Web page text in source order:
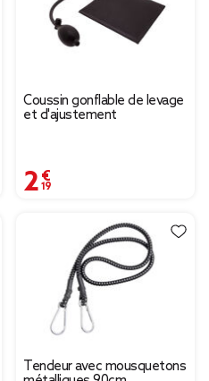
Coussin gonflable de levage
et d'ajustement
2,19 €
Tendeur avec mousquetons